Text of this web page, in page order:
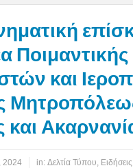
Ποιμαντικής
και
και
2024 in:Δελτία Τύπου Ειδήσεις